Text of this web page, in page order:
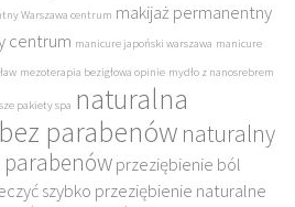
Warszawa centrum makijaż permanentny
centrum manicure japoński warszawa manicure
mezoterapia bezigłowa opinie mydło z nanosrebrem
pakiety spa naturalna
parabenów naturalny
parabenówprzeziębienie ból
szybko przeziębienie naturalne